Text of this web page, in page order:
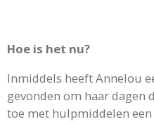
Hoe is het nu?
Inmiddels heeft Annelou
gevonden om haar dagen
toe met hulpmiddelen een